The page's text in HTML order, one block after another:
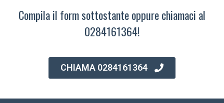
Compila il form sottostante oppure chiamaci al
0284161364!
CHIAMA 0284161364